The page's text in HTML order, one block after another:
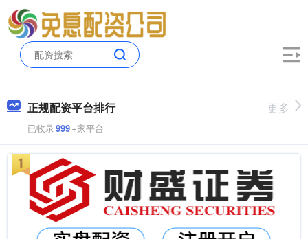
正规配资平台排行
已收录999+家平台
更多